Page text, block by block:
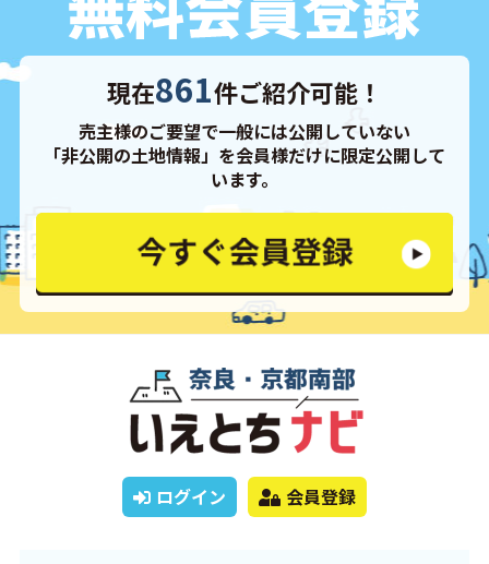
現在861件ご紹介可能！
売主様のご要望で一般には公開していない
「非公開の土地情報」を会員様だけに限定公開して
います。
ログイン 会員登録